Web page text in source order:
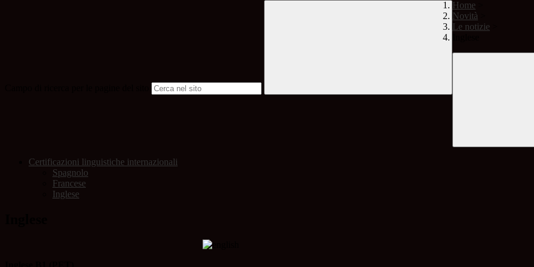
Home
Novità
Le notizie
Certificazioni linguistiche internazionali
Spagnolo
Francese
Inglese